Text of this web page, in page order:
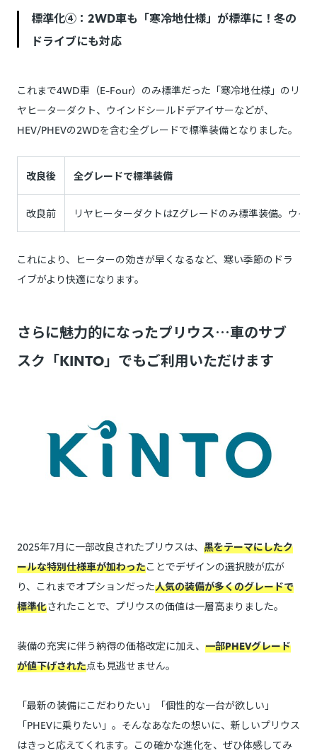
標準化④：2WD車も「寒冷地仕様」が標準に！冬の
ドライブにも対応
これまで4WD車（E-Four）のみ標準だった「寒冷地仕様」のリ
ヤヒーターダクト、ウインドシールドデアイサーなどが、
HEV/PHEVの2WDを含む全グレードで標準装備となりました。
改良後 全グレードで標準装備
改良前 リヤヒーターダクトはZグレードのみ標準装備。ウ
これにより、ヒーターの効きが早くなるなど、寒い季節のドラ
イブがより快適になります。
さらに魅力的になったプリウス…車のサブ
スク「KINTO」でもご利用いただけます
2025年7月に一部改良されたプリウスは、 黒をテーマにしたク
ールな特別仕様車が加わったことでデザインの選択肢が広が
り、これまでオプションだった人気の装備が多くのグレードで
標準化されたことで、プリウスの価値は一層高まりました。
装備の充実に伴う納得の価格改定に加え、 一部PHEVグレード
が値下げされた点も見逃せません。
「最新の装備にこだわりたい」「個性的な一台が欲しい」
「PHEVに乗りたい」。そんなあなたの想いに、新しいプリウス
はきっと応えてくれます。この確かな進化を、ぜひ体感してみ